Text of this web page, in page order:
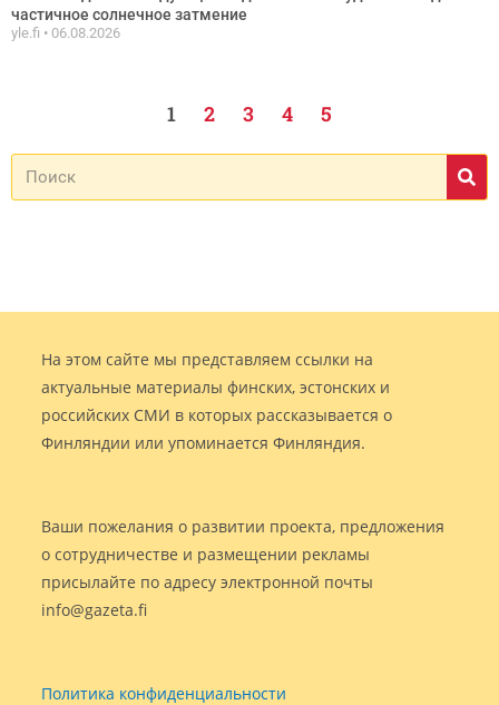
частичное солнечное затмение
yle.fi 06.08.2026
1 2 3 4 5
На этом сайте мы представляем ссылки на
актуальные материалы финских, эстонских и
российских СМИ в которых рассказывается о
Финляндии или упоминается Финляндия.
Ваши пожелания о развитии проекта, предложения
о сотрудничестве и размещении рекламы
присылайте по адресу электронной почты
info@gazeta.fi
Политика конфиденциальности